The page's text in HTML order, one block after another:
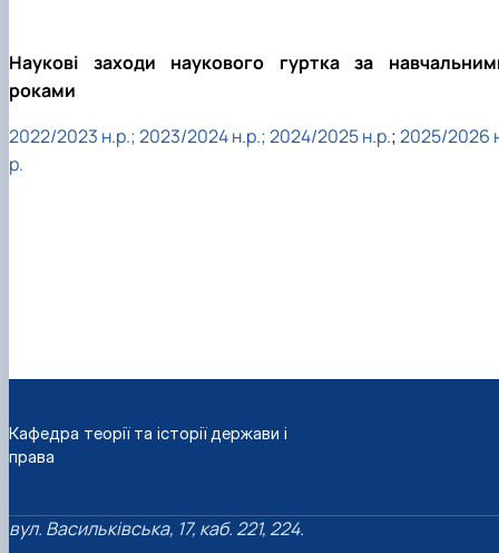
Наукові заходи наукового гуртка за
роками
2022/2023 н.р.;2023/2024 н.р.;2024/2025 н.р.;2025/2026
р.
Кафедра теорії та історії держави і
права
вул. Васильківська, 17, каб. 221, 224.